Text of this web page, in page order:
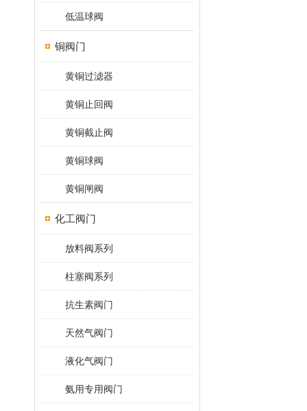
低温球阀
铜阀门
黄铜过滤器
黄铜止回阀
黄铜截止阀
黄铜球阀
黄铜闸阀
化工阀门
放料阀系列
柱塞阀系列
抗生素阀门
天然气阀门
液化气阀门
氨用专用阀门